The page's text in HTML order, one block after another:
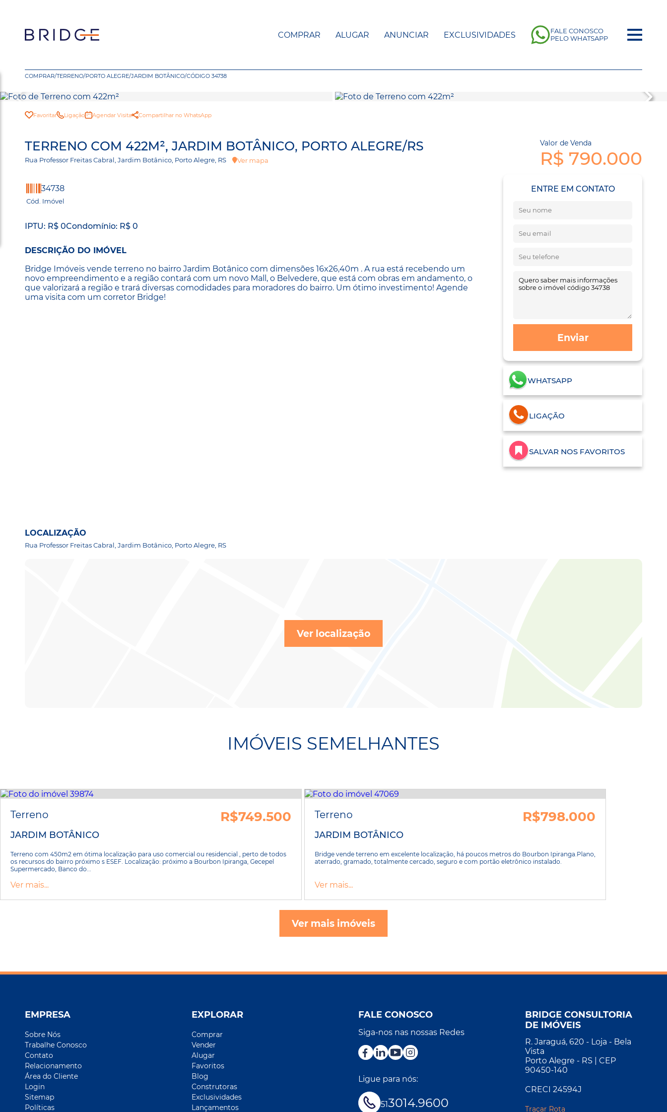
COMPRAR ALUGAR ANUNCIAR EXCLUSIVIDADES
FALE CONOSCO
PELO WHATSAPP
COMPRAR/TERRENO/PORTO ALEGRE/JARDIM BOTÂNICO/CÓDIGO 34738
Favoritar Ligação Agendar Visita Compartilhar no WhatsApp
TERRENO COM 422M², JARDIM BOTÂNICO, PORTO ALEGRE/RS
Rua Professor Freitas Cabral, Jardim Botânico, Porto Alegre, RS Ver mapa
Valor de Venda
R$ 790.000
34738
Cód. Imóvel
IPTU: R$ 0Condomínio: R$ 0
DESCRIÇÃO DO IMÓVEL
Bridge Imóveis vende terreno no bairro Jardim Botânico com dimensões 16x26,40m . A rua está recebendo um
novo empreendimento e a região contará com um novo Mall, o Belvedere, que está com obras em andamento, o
que valorizará a região e trará diversas comodidades para moradores do bairro. Um ótimo investimento! Agende
uma visita com um corretor Bridge!
ENTRE EM CONTATO
Enviar
WHATSAPP
LIGAÇÃO
SALVAR NOS FAVORITOS
LOCALIZAÇÃO
Rua Professor Freitas Cabral, Jardim Botânico, Porto Alegre, RS
Ver localização
IMÓVEIS SEMELHANTES
Terreno R$749.500
JARDIM BOTÂNICO
Terreno com 450m2 em ótima localização para uso comercial ou residencial , perto de todos
os recursos do bairro próximo s ESEF. Localização: próximo a Bourbon Ipiranga, Gecepel
Supermercado, Banco do...
Ver mais...
Terreno R$798.000
JARDIM BOTÂNICO
Bridge vende terreno em excelente localização, há poucos metros do Bourbon Ipiranga.Plano,
aterrado, gramado, totalmente cercado, seguro e com portão eletrônico instalado.
Ver mais...
Ver mais imóveis
EMPRESA
Sobre Nós
Trabalhe Conosco
Contato
Relacionamento
Área do Cliente
Login
Sitemap
Políticas
EXPLORAR
Comprar
Vender
Alugar
Favoritos
Blog
Construtoras
Exclusividades
Lançamentos
FALE CONOSCO
Siga-nos nas nossas Redes
Ligue para nós:
513014.9600
BRIDGE CONSULTORIA
DE IMÓVEIS
R. Jaraguá, 620 - Loja - Bela
Vista
Porto Alegre - RS | CEP
90450-140
CRECI 24594J
Traçar Rota